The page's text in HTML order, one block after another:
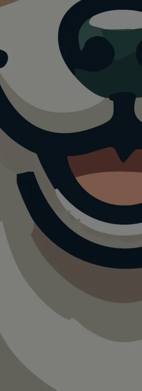
um Piazza Grande.
Lieber früh morgens oder abends